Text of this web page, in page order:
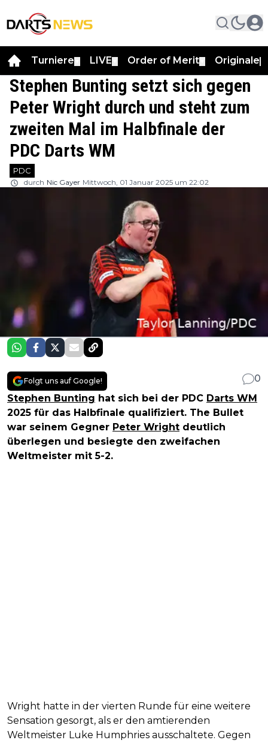
Turniere LIVE Order of Merit Originale
Stephen Bunting setzt sich gegen
Peter Wright durch und steht zum
zweiten Mal im Halbfinale der
PDC Darts WM
PDC
durch Nic Gayer Mittwoch, 01 Januar 2025 um 22:02
Folgt uns auf Google!
0
Stephen Bunting hat sich bei der PDC Darts WM
2025 für das Halbfinale qualifiziert. The Bullet
war seinem Gegner Peter Wright deutlich
überlegen und besiegte den zweifachen
Weltmeister mit 5-2.
Wright hatte in der vierten Runde für eine weitere
Sensation gesorgt, als er den amtierenden
Weltmeister Luke Humphries ausschaltete. Gegen